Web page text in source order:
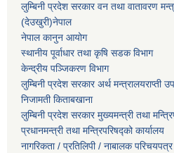
लुम्बिनी प्रदेश सरकार वन तथा वातावरण
(देउखुरी)नेपाल
नेपाल कानुन आयोग
स्थानीय पूर्वाधार तथा कृषि सडक विभाग
केन्द्रीय पञ्जिकरण विभाग
लुम्बिनी प्रदेश सरकार अर्थ मन्त्रालयराप्ती
निजामती किताबखाना
लुम्बिनी प्रदेश सरकार मुख्यमन्त्री तथा
प्रधानमन्त्री तथा मन्त्रिपरिषद्को कार्यालय
नागरिकता / प्रतिलिपी / नाबालक